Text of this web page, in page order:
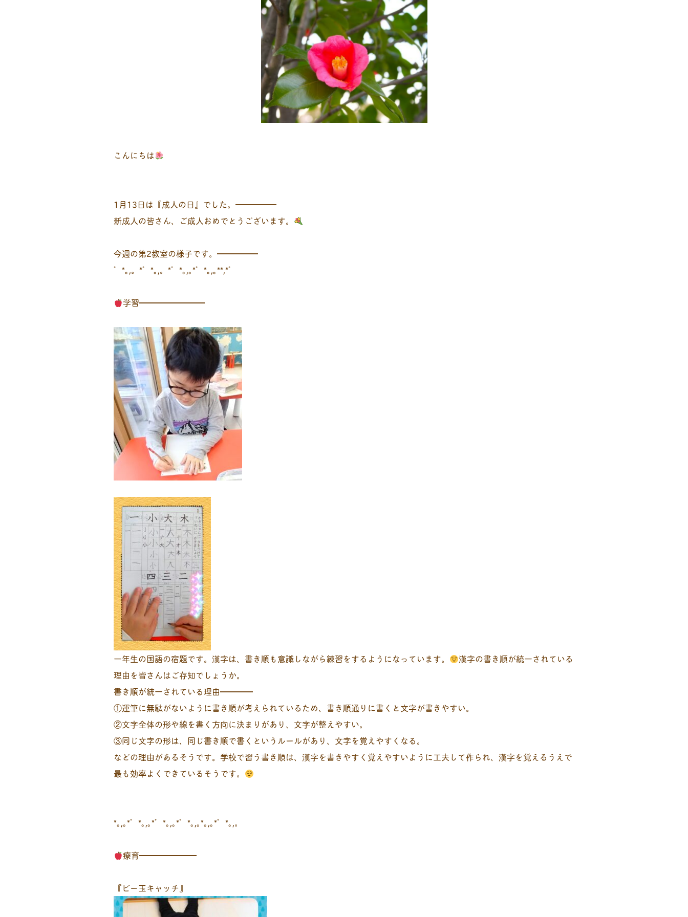
こんにちは
1月13日は『成人の日』でした。━━━━━
新成人の皆さん、ご成人おめでとうございます。
今週の第2教室の様子です。━━━━━
゜*｡,。*゜*｡,。*゜*｡,｡*゜*｡,｡**,*゜
学習━━━━━━━━
一年生の国語の宿題です。漢字は、書き順も意識しながら練習をするようになっています。
漢字の書き順が統一されている
理由を皆さんはご存知でしょうか。
書き順が統一されている理由━━━━
①運筆に無駄がないように書き順が考えられているため、書き順通りに書くと文字が書きやすい。
②文字全体の形や線を書く方向に決まりがあり、文字が整えやすい。
③同じ文字の形は、同じ書き順で書くというルールがあり、文字を覚えやすくなる。
などの理由があるそうです。学校で習う書き順は、漢字を書きやすく覚えやすいように工夫して作られ、漢字を覚えるうえで
最も効率よくできているそうです。
*｡,｡*゜*｡,｡*゜*｡,｡*゜*｡,｡*｡,｡*゜*｡,。
療育━━━━━━━
『ビー玉キャッチ』